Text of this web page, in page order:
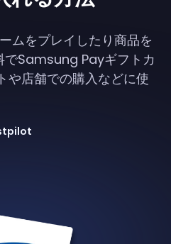
ムをプレイしたり商品を
でSamsung Payギフトカ
や店舗での購入などに使